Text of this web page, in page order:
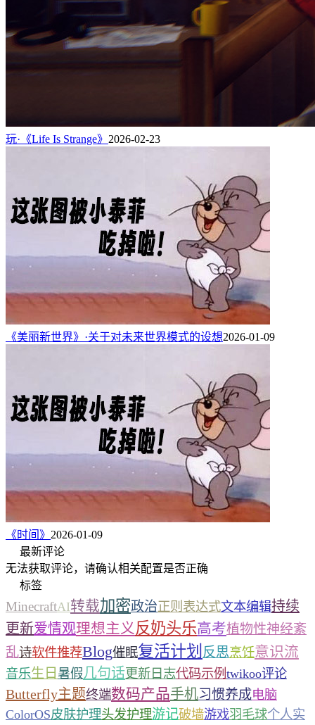
玩·《Life Is Strange》 2026-02-23
《美丽新世界》·关于对未来世界模式的设想2026-01-09
《时间》 2026-01-09
最新评论
无法获取评论，请确认相关配置是否正确
标签
MinecraftAI转载加密政治正则表达式文本编辑持续
更新爱情观理想主义 反奶头乐高考植物性神经紊
乱诗软件推荐Blog催眠复活计划 反思烹饪意识流
音乐生日 暑假几句话更新日志代码示例 twikoo评论
Butterfly主题终端数码产品手机习惯养成电脑
ColorOS皮肤护理头发护理游记破墙游戏羽毛球个人实